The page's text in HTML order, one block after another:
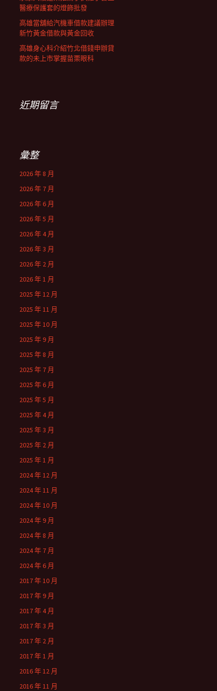
醫療保護套的燈飾批發
高雄當舖給汽機車借款建議辦理
新竹黃金借款與黃金回收
高雄身心科介紹竹北借錢申辦貸
款的未上市掌握苗栗眼科
近期留言
彙整
2026 年 8 月
2026 年 7 月
2026 年 6 月
2026 年 5 月
2026 年 4 月
2026 年 3 月
2026 年 2 月
2026 年 1 月
2025 年 12 月
2025 年 11 月
2025 年 10 月
2025 年 9 月
2025 年 8 月
2025 年 7 月
2025 年 6 月
2025 年 5 月
2025 年 4 月
2025 年 3 月
2025 年 2 月
2025 年 1 月
2024 年 12 月
2024 年 11 月
2024 年 10 月
2024 年 9 月
2024 年 8 月
2024 年 7 月
2024 年 6 月
2017 年 10 月
2017 年 9 月
2017 年 4 月
2017 年 3 月
2017 年 2 月
2017 年 1 月
2016 年 12 月
2016 年 11 月